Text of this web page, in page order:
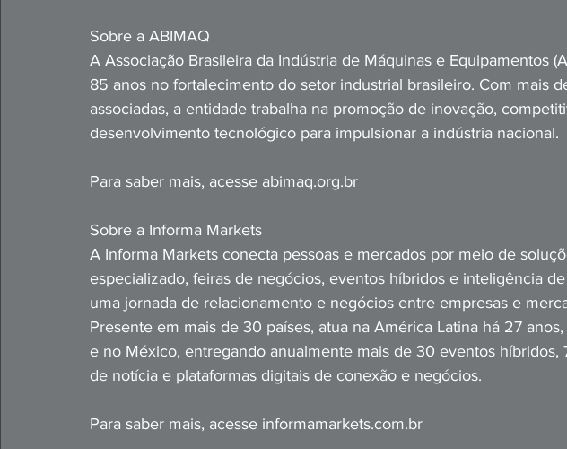
Sobre a ABIMAQ
A Associação Brasileira da Indústria de Máquinas e Equipamentos
85 anos no fortalecimento do setor industrial brasileiro. Com mais
associadas, a entidade trabalha na promoção de inovação,
desenvolvimento tecnológico para impulsionar a indústria nacional.
Para saber mais, acesse abimaq.org.br
Sobre a Informa Markets
A Informa Markets conecta pessoas e mercados por meio de
especializado, feiras de negócios, eventos híbridos e inteligência
uma jornada de relacionamento e negócios entre empresas e
Presente em mais de 30 países, atua na América Latina há 27
e no México, entregando anualmente mais de 30 eventos híbridos,
de notícia e plataformas digitais de conexão e negócios.
Para saber mais, acesse informamarkets.com.br